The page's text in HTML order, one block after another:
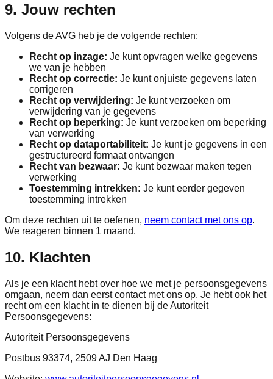
9. Jouw rechten
Volgens de AVG heb je de volgende rechten:
Recht op inzage: Je kunt opvragen welke gegevens
we van je hebben
Recht op correctie: Je kunt onjuiste gegevens laten
corrigeren
Recht op verwijdering: Je kunt verzoeken om
verwijdering van je gegevens
Recht op beperking: Je kunt verzoeken om beperking
van verwerking
Recht op dataportabiliteit: Je kunt je gegevens in een
gestructureerd formaat ontvangen
Recht van bezwaar: Je kunt bezwaar maken tegen
verwerking
Toestemming intrekken: Je kunt eerder gegeven
toestemming intrekken
Om deze rechten uit te oefenen, neem contact met ons op.
We reageren binnen 1 maand.
10. Klachten
Als je een klacht hebt over hoe we met je persoonsgegevens
omgaan, neem dan eerst contact met ons op. Je hebt ook het
recht om een klacht in te dienen bij de Autoriteit
Persoonsgegevens:
Autoriteit Persoonsgegevens
Postbus 93374, 2509 AJ Den Haag